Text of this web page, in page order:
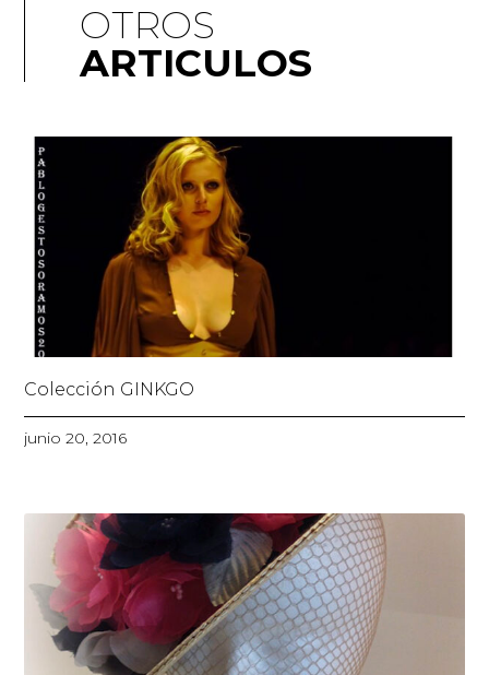
OTROS
ARTICULOS
Colección GINKGO
junio 20, 2016